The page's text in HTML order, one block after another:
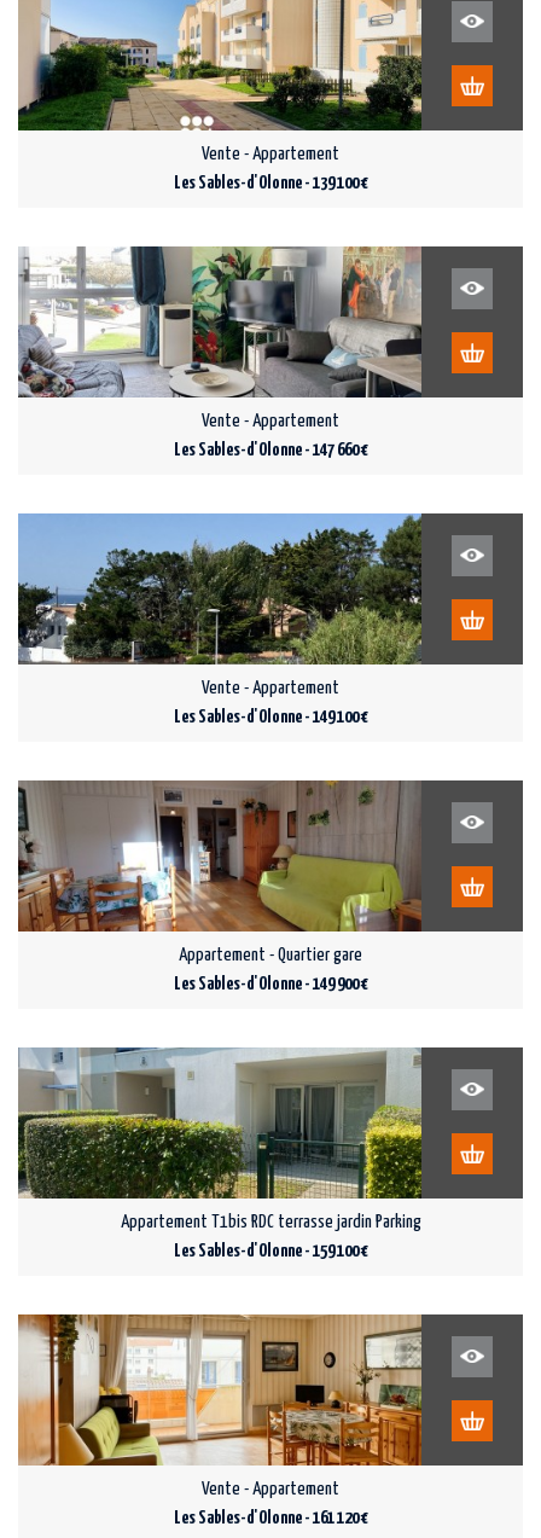
Vente - Appartement
Les Sables-d'Olonne - 139 100 €
Vente - Appartement
Les Sables-d'Olonne - 147 660 €
Vente - Appartement
Les Sables-d'Olonne - 149 100 €
Appartement - Quartier gare
Les Sables-d'Olonne - 149 900 €
Appartement T1bis RDC terrasse jardin Parking
Les Sables-d'Olonne - 159 100 €
Vente - Appartement
Les Sables-d'Olonne - 161 120 €